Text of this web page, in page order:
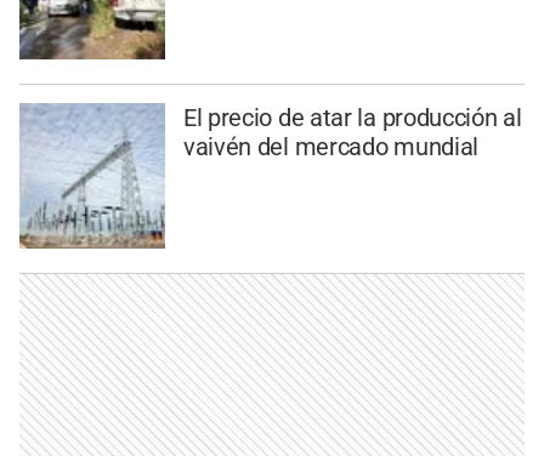
El precio de atar la producción al
vaivén del mercado mundial